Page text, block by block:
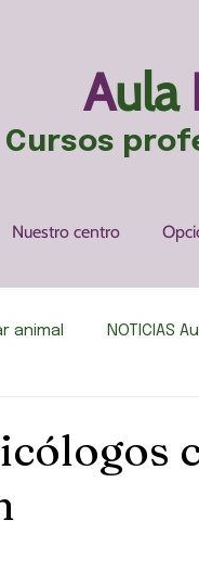
Cursos
Aula
Nuestro centro
animal NOTICIAS
5 estrellas.